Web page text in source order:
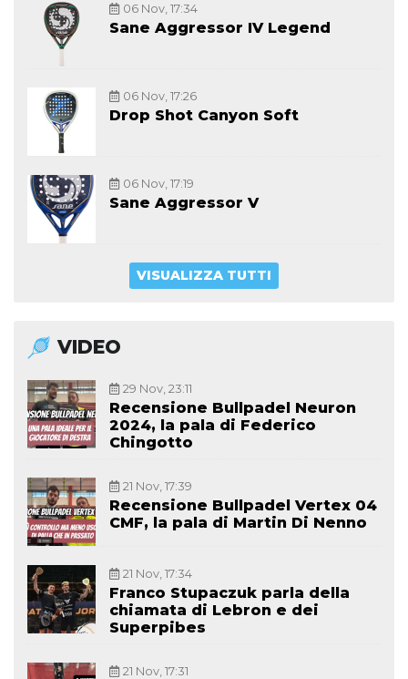
06 Nov, 17:34
Sane Aggressor IV Legend
06 Nov, 17:26
Drop Shot Canyon Soft
06 Nov, 17:19
Sane Aggressor V
VISUALIZZA TUTTI
VIDEO
29 Nov, 23:11
Recensione Bullpadel Neuron
2024, la pala di Federico
Chingotto
21 Nov, 17:39
Recensione Bullpadel Vertex 04
CMF, la pala di Martin Di Nenno
21 Nov, 17:34
Franco Stupaczuk parla della
chiamata di Lebron e dei
Superpibes
21 Nov, 17:31